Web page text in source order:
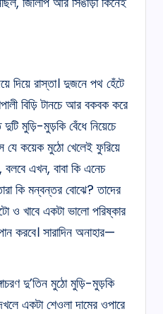
দিয়ে রাস্তা। দুজনে পথ হেঁটে
বিড়ি টানচে আর বকবক করে
দুটি মুড়ি-মুড়কি বেঁধে নিয়েচে
যে কয়েক মুঠো খেলেই ফুরিয়ে
এখন, বাবা কি এনেচ
কি মন্বন্তর বোঝে? তাদের
ও খাবে একটা ভালো পরিষ্কার
করবে। সারাদিন অনাহার—
দু’তিন মুঠো মুড়ি-মুড়কি
একটা শেওলা দামের ওপারে